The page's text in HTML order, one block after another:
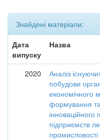
Знайдені матеріали:
Дата
випуску
Назва
2020
Аналіз
побудови
економічного
формування
інноваційного
підприємств
промисловості